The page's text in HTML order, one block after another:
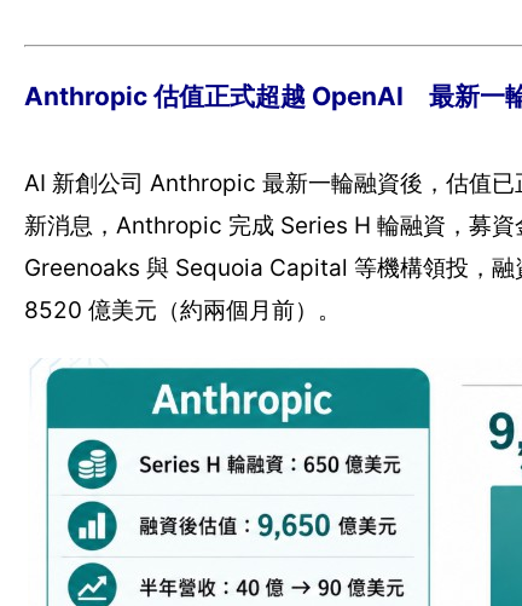
Anthropic 估值正式超越 OpenAI 最新一
AI 新創公司 Anthropic 最新一輪融資後，估值
新消息，Anthropic 完成 Series H 輪融資，募
Greenoaks 與 Sequoia Capital 等機構領投，
8520 億美元（約兩個月前）。